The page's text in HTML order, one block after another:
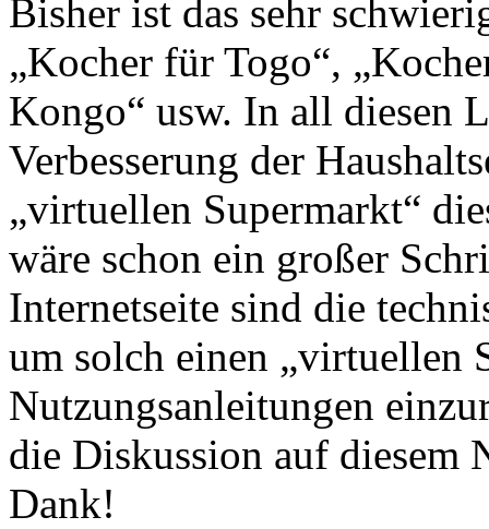
Bisher ist das sehr
„Kocher für Togo“,
Kongo“ usw. In all diesen
Verbesserung der
„virtuellen Supermarkt“
wäre schon ein großer
Internetseite sind die
um solch einen „virtuellen
Nutzungsanleitungen
die Diskussion auf diesem
Dank!